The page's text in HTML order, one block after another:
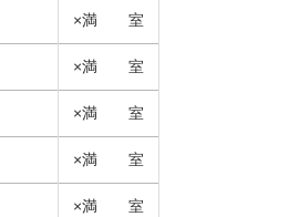
×満 室
×満 室
×満 室
×満 室
×満 室